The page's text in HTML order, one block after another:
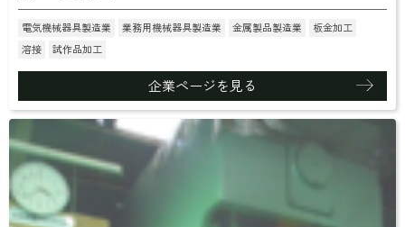
電気機械器具製造業 業務用機械器具製造業 金属製品製造業
板金加工
溶接
試作品加工
企業ページを見る